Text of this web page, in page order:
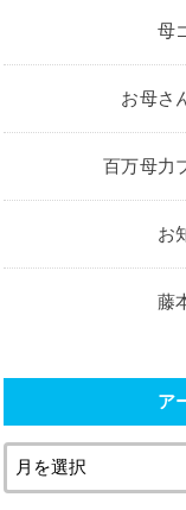
母
お母さ
百万母力
お
藤
ア